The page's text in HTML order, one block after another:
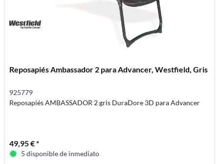
Reposapiés Ambassador 2 para Advancer, Westfield, Gris
925779
Reposapiés AMBASSADOR 2 gris DuraDore 3D para Advancer
49,95 € *
5 disponible de inmediato